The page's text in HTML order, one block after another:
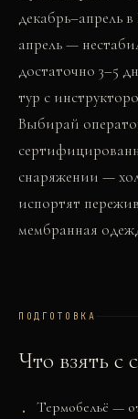
декабрь–апрель
апрель —
достаточно 3–5
тур с
Выбирай
снаряжении —
испортят
мембранная
ПОДГОТОВКА
Что взять с
Термобельё —